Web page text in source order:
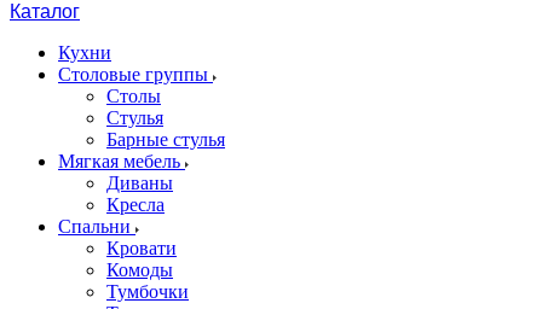
Каталог
Кухни
Столовые группы
Столы
Стулья
Барные стулья
Мягкая мебель
Диваны
Кресла
Спальни
Кровати
Комоды
Тумбочки